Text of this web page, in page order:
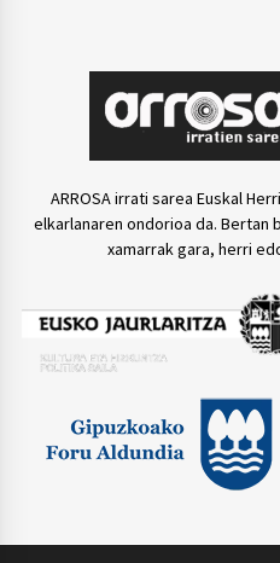
ARROSA irrati sarea Euskal
elkarlanaren ondorioa da. Bertan
xamarrak gara, herri